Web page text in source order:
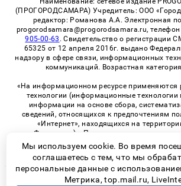
(ПРОГОРОДСАМАРА) Учредитель: ООО
редактор: Романова А.А. Электронная
progorodsamara@progorodsamara.ru,
905-00-63 . Свидетельство о регистрации
65325 от 12 апреля 2016г. выдано
надзору в сфере связи, информационных
коммуникаций. Возрастная
«На информационном ресурсе применяются
технологии (информационные технологии
информации на основе сбора,
сведений, относящихся к предпочтениям
«Интернет», находящихся на
Федерации)». Правила применения
технологий в виджетах рекламно-обменной
© 2026 «ProGorodSamara» | Все права
Мы используем cookie. Во время
соглашаетесь с тем, что мы
персональные данные с
Метрика, top.mail.ru,